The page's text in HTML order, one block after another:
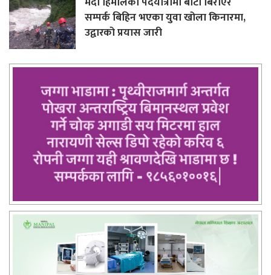
सम्पर्क बिहिन भएका युवा खोला किनारमा,
उद्वारको प्रयास जारी